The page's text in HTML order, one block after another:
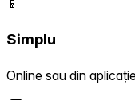
Simplu
Online sau din